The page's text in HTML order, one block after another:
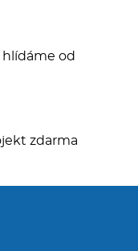
hlídáme od
zdarma